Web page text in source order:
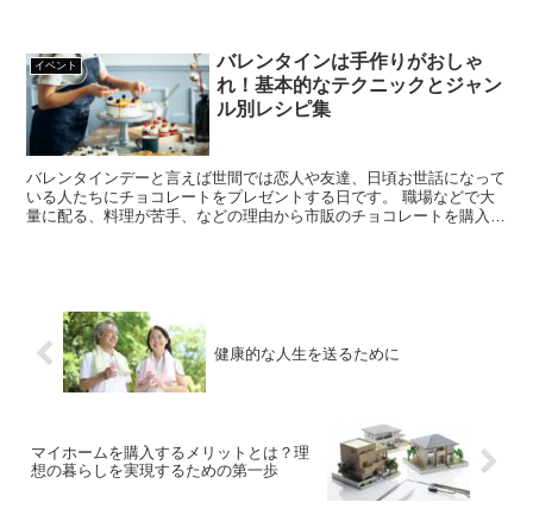
イベント
バレンタインは手作りがおしゃ
れ！基本的なテクニックとジャン
ル別レシピ集
バレンタインデーと言えば世間では恋人や友達、日頃お世話になって
いる人たちにチョコレートをプレゼントする日です。 職場などで大
量に配る、料理が苦手、などの理由から市販のチョコレートを購入さ
健康的な人生を送るために
マイホームを購入するメリットとは？理
想の暮らしを実現するための第一歩